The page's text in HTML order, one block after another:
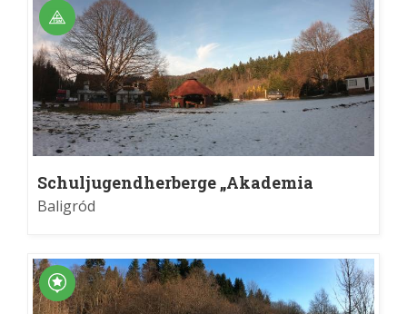
Schuljugendherberge „Akademia
Bieszczadzka” in Jabłonki
Baligród